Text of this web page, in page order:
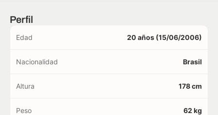
Perfil
Edad 20 años (15/06/2006)
Nacionalidad Brasil
Altura 178 cm
Peso 62 kg